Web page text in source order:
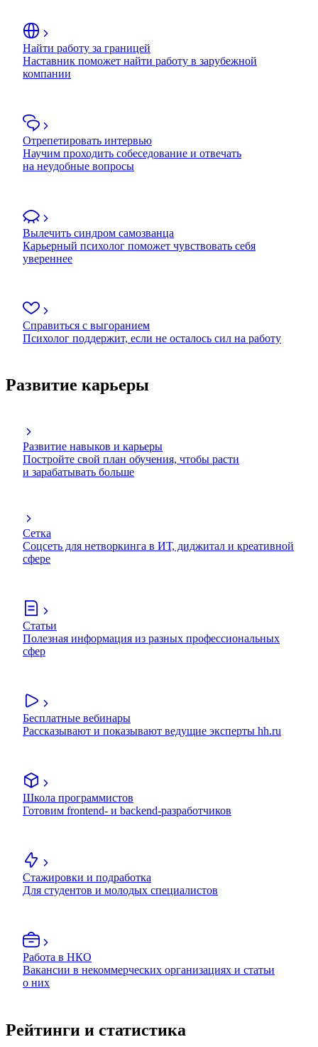
Найти работу за границей
Наставник поможет найти работу в зарубежной
компании
Отрепетировать интервью
Научим проходить собеседование и отвечать
на неудобные вопросы
Вылечить синдром самозванца
Карьерный психолог поможет чувствовать себя
увереннее
Справиться с выгоранием
Психолог поддержит, если не осталось сил на работу
Развитие карьеры
Развитие навыков и карьеры
Постройте свой план обучения, чтобы расти
и зарабатывать больше
Сетка
Соцсеть для нетворкинга в ИТ, диджитал и креативной
сфере
Статьи
Полезная информация из разных профессиональных
сфер
Бесплатные вебинары
Рассказывают и показывают ведущие эксперты hh.ru
Школа программистов
Готовим frontend- и backend-разработчиков
Стажировки и подработка
Для студентов и молодых специалистов
Работа в НКО
Вакансии в некоммерческих организациях и статьи
о них
Рейтинги и статистика